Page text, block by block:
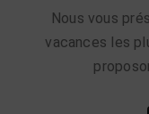
Nous vous
vacances les